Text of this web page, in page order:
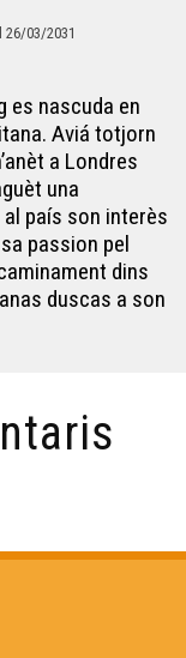
26/03/2031
es nascuda en
Aviá totjorn
a Londres
una
país son interès
passion pel
dins
duscas a son